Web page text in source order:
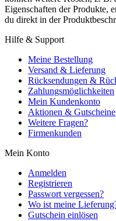
Eigenschaften der Produkte,
du direkt in der
Hilfe & Support
Meine Bestellung
Versand & Lieferung
Rücksendungen &
Zahlungsmöglichkeiten
Mein Kundenkonto
Aktionen & Gutscheine
Weitere Fragen?
Firmenkunden
Mein Konto
Anmelden
Registrieren
Passwort vergessen?
Wo ist meine
Gutschein einlösen